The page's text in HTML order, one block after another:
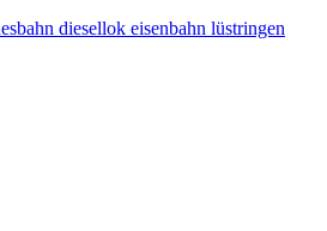
diesellok eisenbahn lüstringen